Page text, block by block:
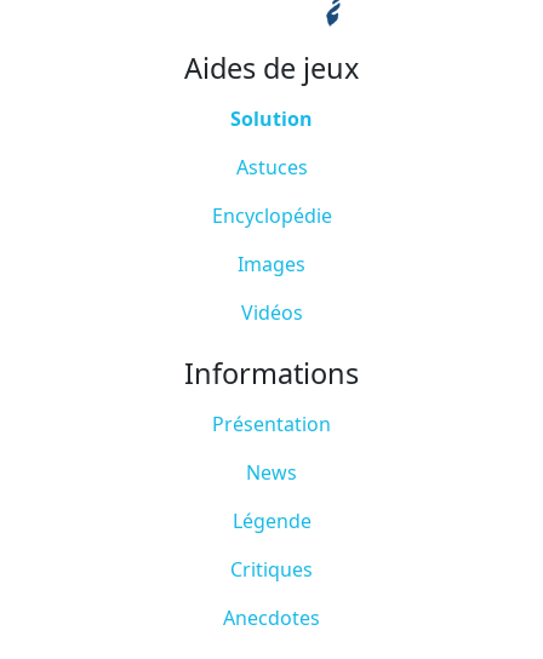
Aides de jeux
Solution
Astuces
Encyclopédie
Images
Vidéos
Informations
Présentation
News
Légende
Critiques
Anecdotes